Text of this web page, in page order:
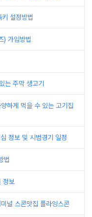
설정방법
) 가입방법
는 주막 생고기
하게 먹을 수 있는 고기집
정보 및 시범경기 일정
법
정보
널 스콘맛집 플라잉스콘